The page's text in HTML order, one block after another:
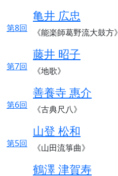
第8回
亀井 広忠
《能楽師葛野流大鼓方》
第7回
藤井 昭子
《地歌》
第6回
善養寺 惠介
《古典尺八》
第5回
山登 松和
《山田流箏曲》
鶴澤 津賀寿